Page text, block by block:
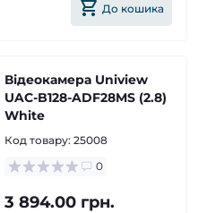
До кошика
Відеокамера Uniview
UAC-B128-ADF28MS (2.8)
White
Код товару: 25008
0
3 894.00 грн.